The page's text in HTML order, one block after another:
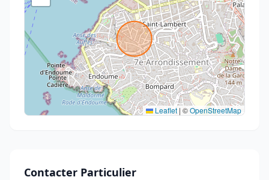
Leaflet | ©OpenStreetMap
Contacter Particulier